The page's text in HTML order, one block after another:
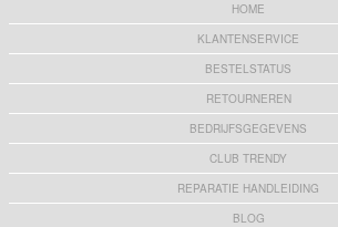
HOME
KLANTENSERVICE
BESTELSTATUS
RETOURNEREN
BEDRIJFSGEGEVENS
CLUB TRENDY
REPARATIE HANDLEIDING
BLOG